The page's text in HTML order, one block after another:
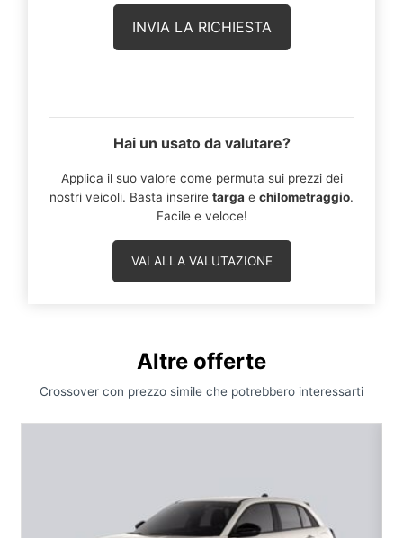
Hai un usato da valutare?
Applica il suo valore come permuta sui prezzi dei
nostri veicoli. Basta inserire targa e chilometraggio.
Facile e veloce!
VAI ALLA VALUTAZIONE
Altre offerte
Crossover con prezzo simile che potrebbero interessarti